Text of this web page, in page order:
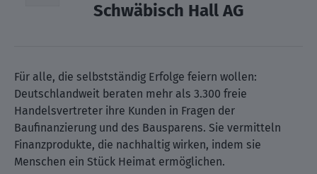
Schwäbisch Hall AG
Für alle, die selbstständig Erfolge feiern wollen:
Deutschlandweit beraten mehr als 3.300 freie
Handelsvertreter ihre Kunden in Fragen der
Baufinanzierung und des Bausparens. Sie vermitteln
Finanzprodukte, die nachhaltig wirken, indem sie
Menschen ein Stück Heimat ermöglichen.